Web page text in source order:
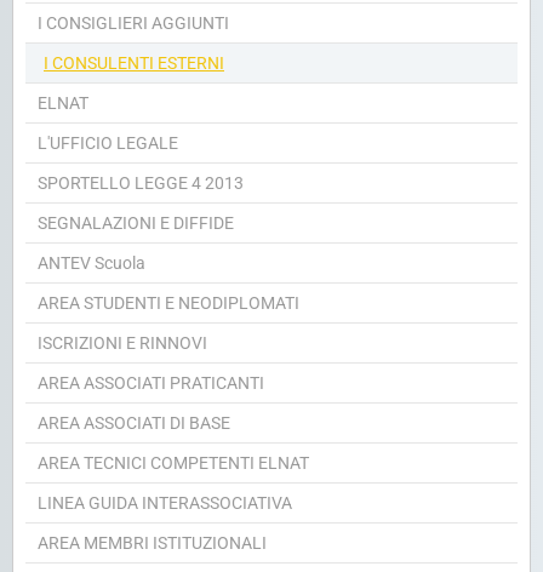
I CONSIGLIERI AGGIUNTI
I CONSULENTI ESTERNI
ELNAT
L'UFFICIO LEGALE
SPORTELLO LEGGE 4 2013
SEGNALAZIONI E DIFFIDE
ANTEV Scuola
AREA STUDENTI E NEODIPLOMATI
ISCRIZIONI E RINNOVI
AREA ASSOCIATI PRATICANTI
AREA ASSOCIATI DI BASE
AREA TECNICI COMPETENTI ELNAT
LINEA GUIDA INTERASSOCIATIVA
AREA MEMBRI ISTITUZIONALI